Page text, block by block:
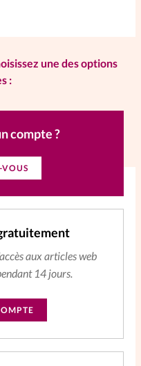
une des options
:
compte ?
VOUS
aux articles web
14 jours.